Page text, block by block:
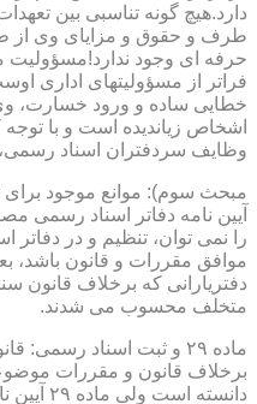
دارد.هیچ گونه تناسبی بین
طرف و حقوق و مزایای وی از
حرفه ای وجود
فراتر از مسؤولیتهای اداری
خطایی ساده و ورود خسارت،
اشخاص زیاندیده است و با
وظایف سردفتران اسناد
را نمی توان، تنظیم و در
موافق مقررات و قانون باشد،
دفتریارانی که برخلاف قانون
متخلف محسوب می شدند.
ماده ۲۹ و ثبت اسناد
برخلاف قانون و مقررات
دانسته